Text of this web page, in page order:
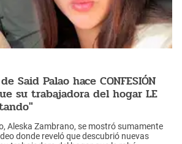
Said Palao hace CONFESIÓN
su trabajadora del hogar LE
Aleska Zambrano, se mostró sumamente
donde reveló que descubrió nuevas